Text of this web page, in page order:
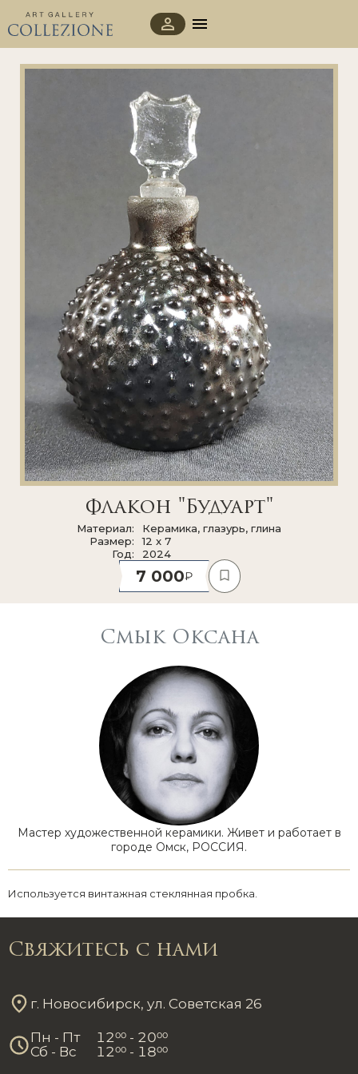
Флакон "Будуарт"
Материал
Керамика, глазурь, глина
Размер
12 x 7
Год
2024
7 000
Смык Оксана
Мастер художественной керамики. Живет и работает в
городе Омск, РОССИЯ.
Используется винтажная стеклянная пробка.
Свяжитесь с нами
г. Новосибирск, ул. Советская 26
Пн - Пт 1200 - 2000
Сб - Вс
1200 - 1800